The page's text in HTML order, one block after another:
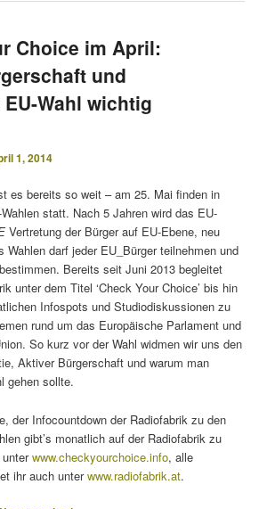
Choice im April:
und
Wahl wichtig
1, 2014
es bereits so weit – am 25. Mai finden in
statt. Nach 5 Jahren wird das EU-
Vertretung der Bürger auf EU-Ebene, neu
Wahlen darf jeder EU_Bürger teilnehmen und
Bereits seit Juni 2013 begleitet
unter dem Titel ‘Check Your Choice’ bis hin
Infospots und Studiodiskussionen zu
rund um das Europäische Parlament und
So kurz vor der Wahl widmen wir uns den
Aktiver Bürgerschaft und warum man
gehen sollte.
der Infocountdown der Radiofabrik zu den
gibt’s monatlich auf der Radiofabrik zu
unterwww.checkyourchoice.info, alle
ihr auch unterwww.radiofabrik.at.